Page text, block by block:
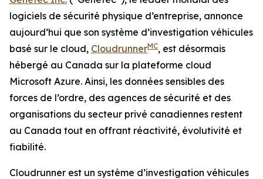
logiciels de sécurité physique d’entreprise, annonce
aujourd’hui que son système d’investigation véhicules
basé sur le cloud, CloudrunnerMC, est désormais
hébergé au Canada sur la plateforme cloud
Microsoft Azure. Ainsi, les données sensibles des
forces de l’ordre, des agences de sécurité et des
organisations du secteur privé canadiennes restent
au Canada tout en offrant réactivité, évolutivité et
fiabilité.
Cloudrunner est un système d’investigation véhicules